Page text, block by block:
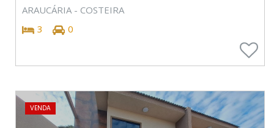
ARAUCÁRIA - COSTEIRA
3
0
VENDA